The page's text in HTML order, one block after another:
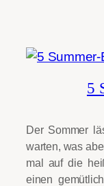
5
Der Sommer
warten, was
mal auf die
einen